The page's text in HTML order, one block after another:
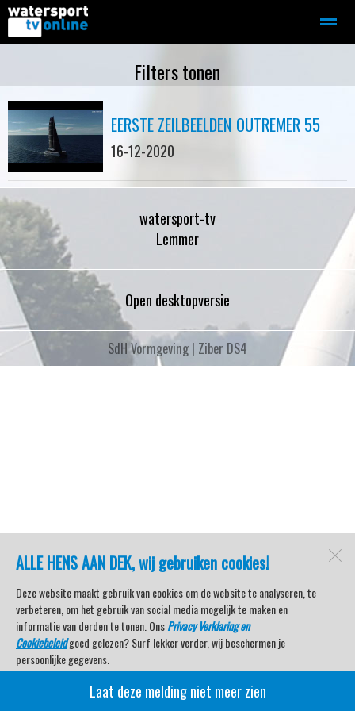
Motorboot-sloep Adverteren
Home Contact Bellen Zoeken
ALLE HENS AAN DEK, wij gebruiken cookies!
Deze website maakt gebruik van cookies om de website te analyseren, te
verbeteren, om het gebruik van social media mogelijk te maken en
informatie van derden te tonen. OnsPrivacy Verklaring en
Cookiebeleidgoed gelezen? Surf lekker verder, wij beschermen je
persoonlijke gegevens.
Veel kijkplezier met Watersport TV Beleving & Nieuws!
Laat deze melding niet meer zien
Filters tonen
EERSTE ZEILBEELDEN OUTREMER 55
16-12-2020
watersport-tv
Lemmer
Open desktopversie
SdH Vormgeving | Ziber DS4